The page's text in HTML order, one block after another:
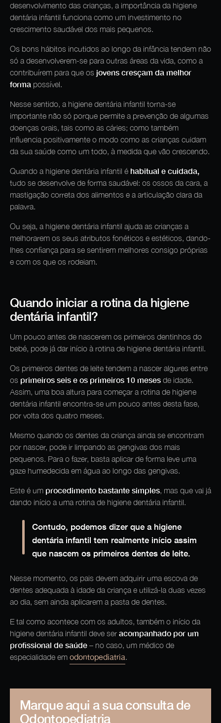
desenvolvimento das crianças, a importância da higiene
dentária infantil funciona como um investimento no
crescimento saudável dos mais pequenos.
Os bons hábitos incutidos ao longo da infância tendem não
só a desenvolverem-se para outras áreas da vida, como a
contribuírem para que os jovens cresçam da melhor
forma possível.
Nesse sentido, a higiene dentária infantil torna-se
importante não só porque permite a prevenção de algumas
doenças orais, tais como as cáries; como também
influencia positivamente o modo como as crianças cuidam
da sua saúde como um todo, à medida que vão crescendo.
Quando a higiene dentária infantil é habitual e cuidada,
tudo se desenvolve de forma saudável: os ossos da cara, a
mastigação correta dos alimentos e a articulação clara da
palavra.
Ou seja, a higiene dentária infantil ajuda as crianças a
melhorarem os seus atributos fonéticos e estéticos, dando-
lhes confiança para se sentirem melhores consigo próprias
e com os que os rodeiam.
Quando iniciar a rotina da higiene
dentária infantil?
Um pouco antes de nascerem os primeiros dentinhos do
bebé, pode já dar início à rotina de higiene dentária infantil.
Os primeiros dentes de leite tendem a nascer algures entre
os primeiros seis e os primeiros 10 meses de idade.
Assim, uma boa altura para começar a rotina de higiene
dentária infantil encontra-se um pouco antes desta fase,
por volta dos quatro meses.
Mesmo quando os dentes da criança ainda se encontram
por nascer, pode ir limpando as gengivas dos mais
pequenos. Para o fazer, basta aplicar de forma leve uma
gaze humedecida em água ao longo das gengivas.
Este é um procedimento bastante simples, mas que vai já
dando início a uma rotina de higiene dentária infantil.
Contudo, podemos dizer que a higiene
dentária infantil tem realmente início assim
que nascem os primeiros dentes de leite.
Nesse momento, os pais devem adquirir uma escova de
dentes adequada à idade da criança e utilizá-la duas vezes
ao dia, sem ainda aplicarem a pasta de dentes.
E tal como acontece com os adultos, também o início da
higiene dentária infantil deve ser acompanhado por um
profissional de saúde – no caso, um médico de
especialidade em odontopediatria.
Marque aqui a sua consulta de
Odontopediatria